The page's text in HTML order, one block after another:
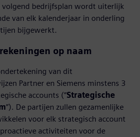
volgend bedrijfsplan wordt uiterlijk
van elk kalenderjaar in onderling
bijgewerkt.
op naam
van dit
Partner en Siemens minstens 3
accounts (”Strategische
”). De partijen zullen gezamenlijke
voor elk strategisch account
activiteiten voor de